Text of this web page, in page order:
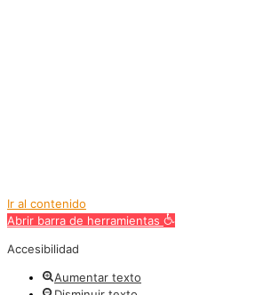
Ir al contenido
Abrir barra de herramientas
Accesibilidad
Aumentar texto